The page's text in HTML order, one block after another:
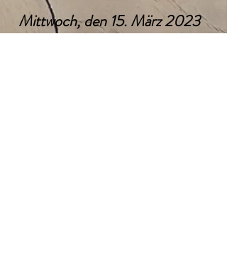
Mittwoch, den 15. März 2023